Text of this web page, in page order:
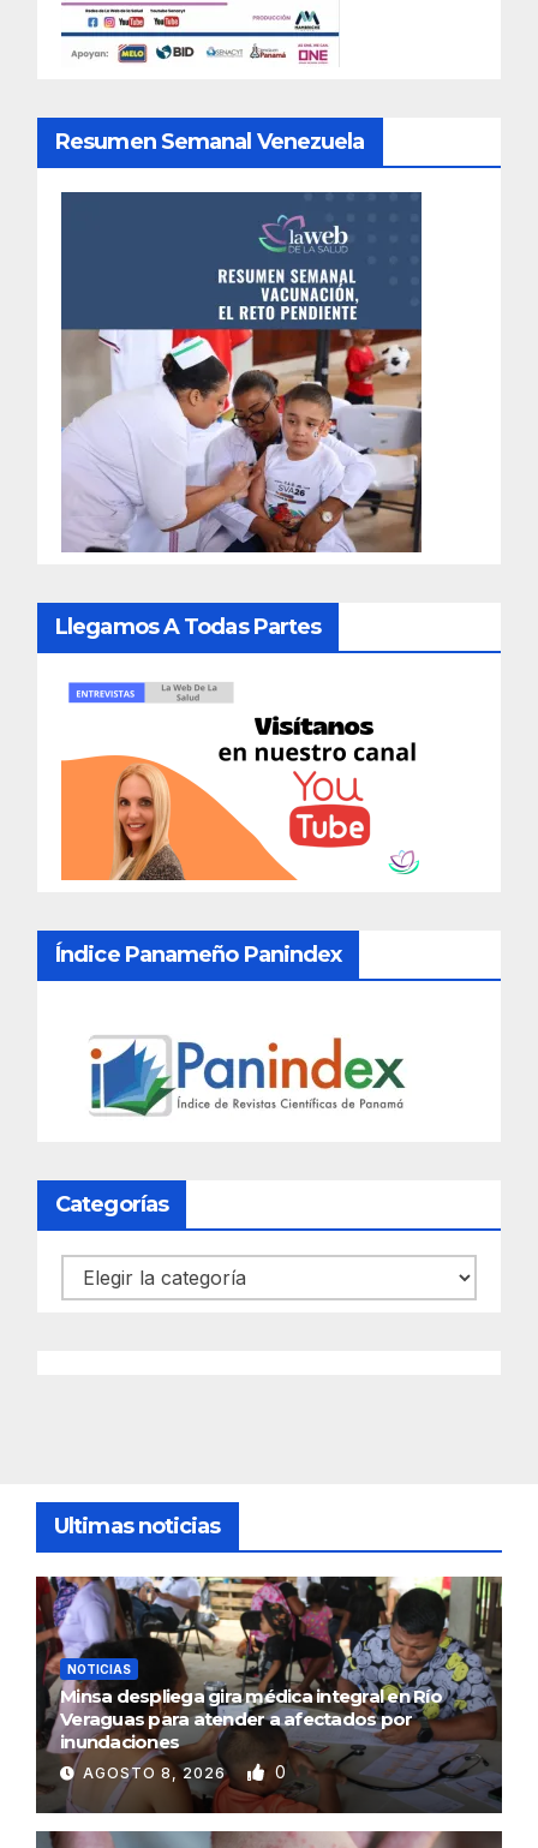
Resumen Semanal Venezuela
Llegamos A Todas Partes
Índice Panameño Panindex
Categorías
Categorías
Ultimas noticias
NOTICIAS
Minsa despliega gira médica integral en Río
Veraguas para atender a afectados por
inundaciones
AGOSTO 8, 2026 0